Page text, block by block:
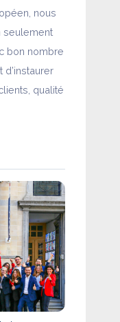
nous
seulement
bon nombre
d’instaurer
qualité